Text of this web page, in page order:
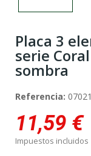
Placa 3
serie
sombra
Referencia:
11,59 €
Impuestos incluidos